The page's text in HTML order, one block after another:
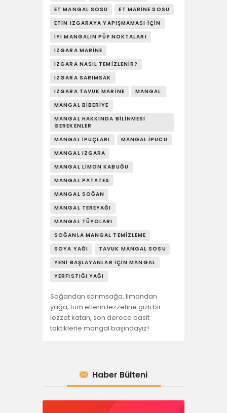
ET MANGAL SOSU
ET MARINE SOSU
ETIN IZGARAYA YAPIŞMAMASI İÇIN
İYI MANGALIN PÜF NOKTALARI
IZGARA MARINE
IZGARA NASIL TEMIZLENIR?
IZGARA SARIMSAK
IZGARA TAVUK MARINE
MANGAL
MANGAL BIBERIYE
MANGAL HAKKINDA BILINMESI
GEREKENLER
MANGAL İPUÇLARI
MANGAL İPUCU
MANGAL IZGARA
MANGAL LIMON KABUĞU
MANGAL PATATES
MANGAL SOĞAN
MANGAL TEREYAĞI
MANGAL TÜYOLARI
SOĞANLA MANGAL TEMIZLEME
SOYA YAĞI
TAVUK MANGAL SOSU
YENI BAŞLAYANLAR İÇIN MANGAL
YERFISTIĞI YAĞI
Soğandan sarımsağa, limondan
yağa; tüm etlerin lezzetine gizli bir
lezzet katan, son derece basit
taktiklerle mangal başındayız!
Haber Bülteni